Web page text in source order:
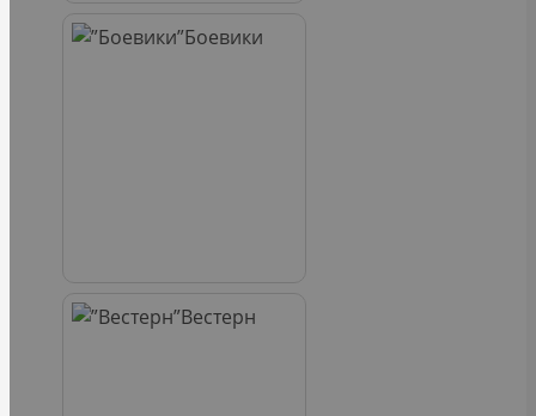
Боевики
Вестерн